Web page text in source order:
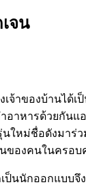
จน
าของบ้านได้
อาหารด้วยกั
นใหม่ชื่อดังม
ของคนในครอบ
กออกแบบจึง